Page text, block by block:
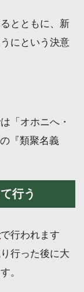
とともに、新
にという決意
「オホニへ・
『類聚名義
行う
で行われます
行った後に大
。